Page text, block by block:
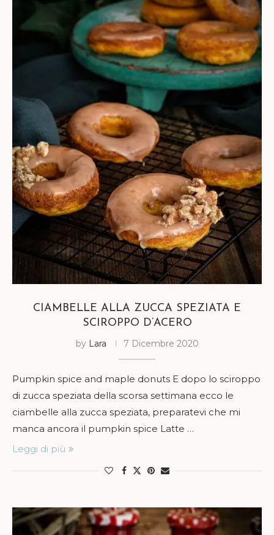
CIAMBELLE ALLA ZUCCA SPEZIATA E
SCIROPPO D’ACERO
by Lara 7 Dicembre 2020
Pumpkin spice and maple donuts E dopo lo sciroppo
di zucca speziata della scorsa settimana ecco le
ciambelle alla zucca speziata, preparatevi che mi
manca ancora il pumpkin spice Latte …
Leggi di più